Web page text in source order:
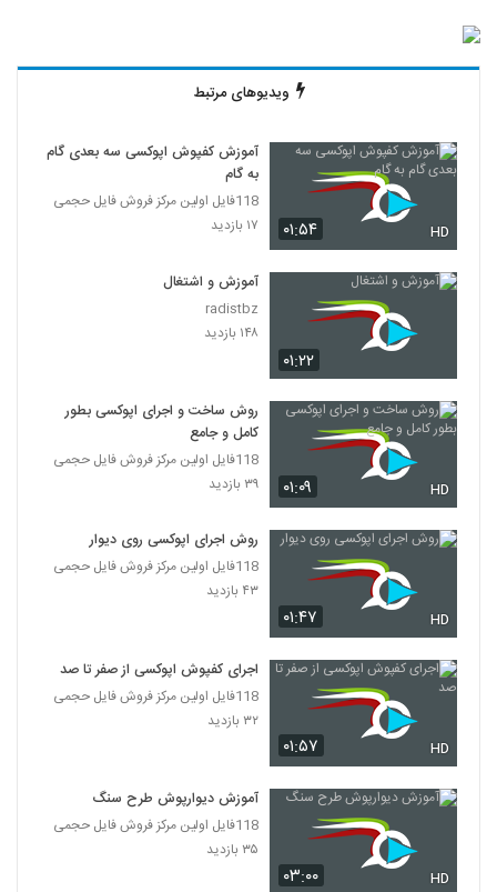
ویدیوهای مرتبط
۰۱:۵۴ HD
آموزش کفپوش اپوکسی سه بعدی گام
به گام
118فایل اولین مرکز فروش فایل حجمی
۱۷ بازدید
۰۱:۲۲
آموزش و اشتغال
radistbz
۱۴۸ بازدید
۰۱:۰۹ HD
روش ساخت و اجرای اپوکسی بطور
کامل و جامع
118فایل اولین مرکز فروش فایل حجمی
۳۹ بازدید
۰۱:۴۷ HD
روش اجرای اپوکسی روی دیوار
118فایل اولین مرکز فروش فایل حجمی
۴۳ بازدید
۰۱:۵۷ HD
اجرای کفپوش اپوکسی از صفر تا صد
118فایل اولین مرکز فروش فایل حجمی
۳۲ بازدید
۰۳:۰۰ HD
آموزش دیوارپوش طرح سنگ
118فایل اولین مرکز فروش فایل حجمی
۳۵ بازدید